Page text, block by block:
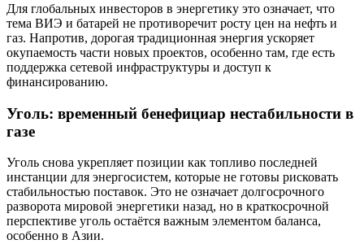
Для глобальных инвесторов в энергетику это означает, что
тема ВИЭ и батарей не противоречит росту цен на нефть и
газ. Напротив, дорогая традиционная энергия ускоряет
окупаемость части новых проектов, особенно там, где есть
поддержка сетевой инфраструктуры и доступ к
финансированию.
Уголь: временный бенефициар нестабильности в
газе
Уголь снова укрепляет позиции как топливо последней
инстанции для энергосистем, которые не готовы рисковать
стабильностью поставок. Это не означает долгосрочного
разворота мировой энергетики назад, но в краткосрочной
перспективе уголь остаётся важным элементом баланса,
особенно в Азии.